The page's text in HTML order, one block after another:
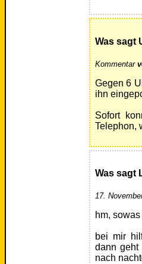
Was sagt
Kommentar
Gegen 6
ihn
Sofort
Telephon,
Was sagt
17.
hm,
bei mir
dann geht
nach